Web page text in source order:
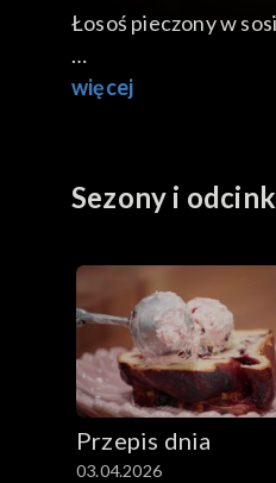
Łosoś pieczony w
3 steki z łososia w
1 kromka pieczywa
termoobiegu.
więcej
Sezony i
Przepis dnia
03.04.2026